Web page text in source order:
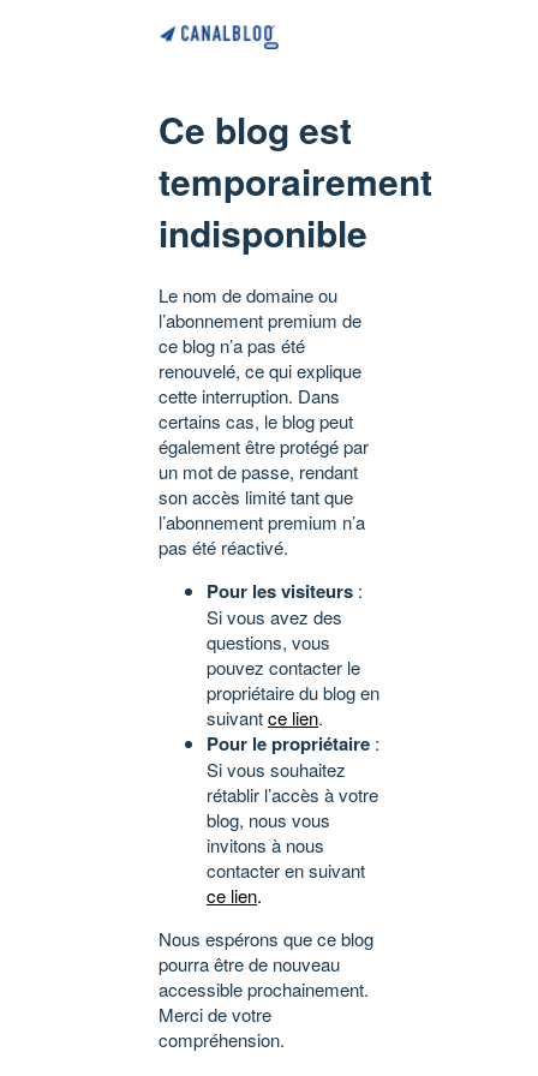
Ce blog est
temporairement
indisponible
Le nom de domaine ou
l’abonnement premium de
ce blog n’a pas été
renouvelé, ce qui explique
cette interruption. Dans
certains cas, le blog peut
également être protégé par
un mot de passe, rendant
son accès limité tant que
l’abonnement premium n’a
pas été réactivé.
Pour les visiteurs :
Si vous avez des
questions, vous
pouvez contacter le
propriétaire du blog en
suivantce lien.
Pour le propriétaire :
Si vous souhaitez
rétablir l’accès à votre
blog, nous vous
invitons à nous
contacter en suivant
ce lien.
Nous espérons que ce blog
pourra être de nouveau
accessible prochainement.
Merci de votre
compréhension.